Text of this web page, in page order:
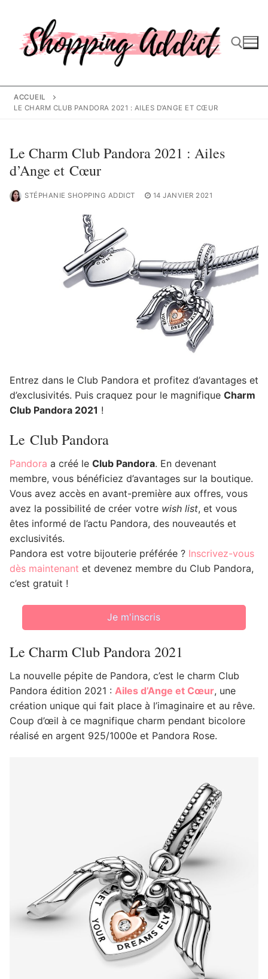
contenu
ACCUEIL
LE CHARM CLUB PANDORA 2021 : AILES D’ANGE ET CŒUR
Le Charm Club Pandora 2021 : Ailes
d’Ange et Cœur
STÉPHANIE SHOPPING ADDICT 14 JANVIER 2021
Entrez dans le Club Pandora et profitez d’avantages et
d’exclusivités. Puis craquez pour le magnifique Charm
Club Pandora 2021 !
Le Club Pandora
Pandora a créé le Club Pandora. En devenant
membre, vous bénéficiez d’avantages sur la boutique.
Vous avez accès en avant-première aux offres, vous
avez la possibilité de créer votre wish list, et vous
êtes informé de l’actu Pandora, des nouveautés et
exclusivités.
Pandora est votre bijouterie préférée ? Inscrivez-vous
dès maintenant et devenez membre du Club Pandora,
c’est gratuit !
Je m'inscris
Le Charm Club Pandora 2021
La nouvelle pépite de Pandora, c’est le charm Club
Pandora édition 2021 : Ailes d’Ange et Cœur, une
création unique qui fait place à l’imaginaire et au rêve.
Coup d’œil à ce magnifique charm pendant bicolore
réalisé en argent 925/1000e et Pandora Rose.